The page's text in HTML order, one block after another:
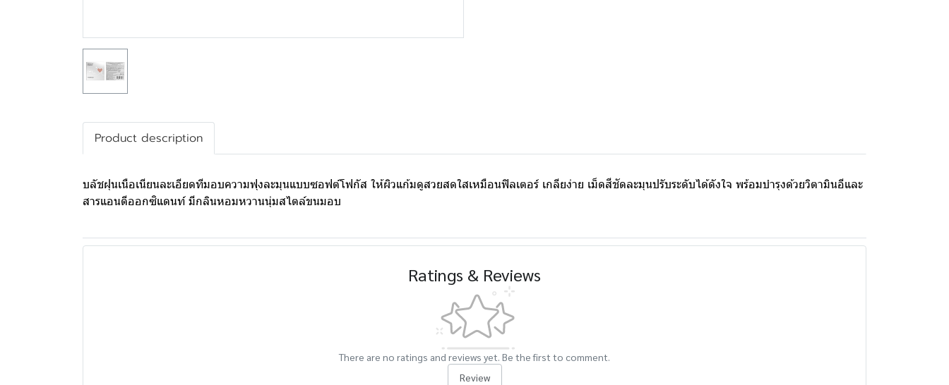
Product description
บลัชฝุนเนือเนียนละเอียดทีมอบความฟุงละมุนแบบซอฟต์โฟกัส ให้ผิวแก้มดูสวยสดใสเหมือนฟิลเตอร์ เกลียง่าย เม็ดสีชัดละมุนปรับระดับได้ดังใจ พร้อมบํารุงด้วยวิตามินอีและ
สารแอนตีออกซิแดนท์ มีกลินหอมหวานนุ่มสไตล์ขนมอบ
Ratings & Reviews
There are no ratings and reviews yet. Be the first to comment.
Review